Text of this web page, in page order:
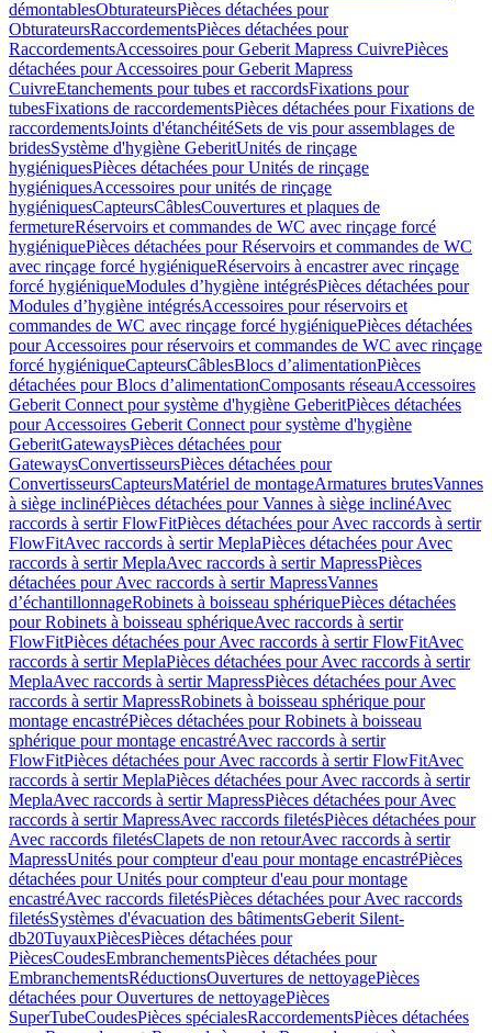
démontablesObturateursPièces détachées pour
ObturateursRaccordementsPièces détachées pour
RaccordementsAccessoires pour Geberit Mapress CuivrePièces
détachées pour Accessoires pour Geberit Mapress
CuivreEtanchements pour tubes et raccordsFixations pour
tubesFixations de raccordementsPièces détachées pour Fixations de
raccordementsJoints d'étanchéitéSets de vis pour assemblages de
bridesSystème d'hygiène GeberitUnités de rinçage
hygiéniquesPièces détachées pour Unités de rinçage
hygiéniquesAccessoires pour unités de rinçage
hygiéniquesCapteursCâblesCouvertures et plaques de
fermetureRéservoirs et commandes de WC avec rinçage forcé
hygiéniquePièces détachées pour Réservoirs et commandes de WC
avec rinçage forcé hygiéniqueRéservoirs à encastrer avec rinçage
forcé hygiéniqueModules d’hygiène intégrésPièces détachées pour
Modules d’hygiène intégrésAccessoires pour réservoirs et
commandes de WC avec rinçage forcé hygiéniquePièces détachées
pour Accessoires pour réservoirs et commandes de WC avec rinçage
forcé hygiéniqueCapteursCâblesBlocs d’alimentationPièces
détachées pour Blocs d’alimentationComposants réseauAccessoires
Geberit Connect pour système d'hygiène GeberitPièces détachées
pour Accessoires Geberit Connect pour système d'hygiène
GeberitGatewaysPièces détachées pour
GatewaysConvertisseursPièces détachées pour
ConvertisseursCapteursMatériel de montageArmatures brutesVannes
à siège inclinéPièces détachées pour Vannes à siège inclinéAvec
raccords à sertir FlowFitPièces détachées pour Avec raccords à sertir
FlowFitAvec raccords à sertir MeplaPièces détachées pour Avec
raccords à sertir MeplaAvec raccords à sertir MapressPièces
détachées pour Avec raccords à sertir MapressVannes
d’échantillonnageRobinets à boisseau sphériquePièces détachées
pour Robinets à boisseau sphériqueAvec raccords à sertir
FlowFitPièces détachées pour Avec raccords à sertir FlowFitAvec
raccords à sertir MeplaPièces détachées pour Avec raccords à sertir
MeplaAvec raccords à sertir MapressPièces détachées pour Avec
raccords à sertir MapressRobinets à boisseau sphérique pour
montage encastréPièces détachées pour Robinets à boisseau
sphérique pour montage encastréAvec raccords à sertir
FlowFitPièces détachées pour Avec raccords à sertir FlowFitAvec
raccords à sertir MeplaPièces détachées pour Avec raccords à sertir
MeplaAvec raccords à sertir MapressPièces détachées pour Avec
raccords à sertir MapressAvec raccords filetésPièces détachées pour
Avec raccords filetésClapets de non retourAvec raccords à sertir
MapressUnités pour compteur d'eau pour montage encastréPièces
détachées pour Unités pour compteur d'eau pour montage
encastréAvec raccords filetésPièces détachées pour Avec raccords
filetésSystèmes d'évacuation des bâtimentsGeberit Silent-
db20TuyauxPiècesPièces détachées pour
PiècesCoudesEmbranchementsPièces détachées pour
EmbranchementsRéductionsOuvertures de nettoyagePièces
détachées pour Ouvertures de nettoyagePièces
SuperTubeCoudesPièces spécialesRaccordementsPièces détachées